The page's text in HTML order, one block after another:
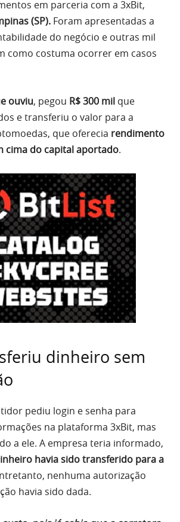
em parceria com a 3xBit,
(SP). Foram apresentadas a
do negócio e outras mil
como costuma ocorrer em casos
ouviu, pegou R$ 300 mil que
e transferiu o valor para a
que oferecia rendimento
cima do capital aportado.
dinheiro sem
pediu login e senha para
na plataforma 3xBit, mas
a ele. A empresa teria informado,
havia sido transferido para a
nenhuma autorização
havia sido dada.